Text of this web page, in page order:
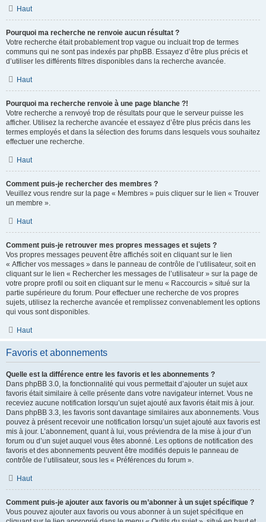
Haut
Pourquoi ma recherche ne renvoie aucun résultat ?
Votre recherche était probablement trop vague ou incluait trop de termes
communs qui ne sont pas indexés par phpBB. Essayez d’être plus précis et
d’utiliser les différents filtres disponibles dans la recherche avancée.
Haut
Pourquoi ma recherche renvoie à une page blanche ?!
Votre recherche a renvoyé trop de résultats pour que le serveur puisse les
afficher. Utilisez la recherche avancée et essayez d’être plus précis dans les
termes employés et dans la sélection des forums dans lesquels vous souhaitez
effectuer une recherche.
Haut
Comment puis-je rechercher des membres ?
Veuillez vous rendre sur la page « Membres » puis cliquer sur le lien « Trouver
un membre ».
Haut
Comment puis-je retrouver mes propres messages et sujets ?
Vos propres messages peuvent être affichés soit en cliquant sur le lien
« Afficher vos messages » dans le panneau de contrôle de l’utilisateur, soit en
cliquant sur le lien « Rechercher les messages de l’utilisateur » sur la page de
votre propre profil ou soit en cliquant sur le menu « Raccourcis » situé sur la
partie supérieure du forum. Pour effectuer une recherche de vos propres
sujets, utilisez la recherche avancée et remplissez convenablement les options
qui vous sont disponibles.
Haut
Favoris et abonnements
Quelle est la différence entre les favoris et les abonnements ?
Dans phpBB 3.0, la fonctionnalité qui vous permettait d’ajouter un sujet aux
favoris était similaire à celle présente dans votre navigateur internet. Vous ne
receviez aucune notification lorsqu’un sujet ajouté aux favoris était mis à jour.
Dans phpBB 3.3, les favoris sont davantage similaires aux abonnements. Vous
pouvez à présent recevoir une notification lorsqu’un sujet ajouté aux favoris est
mis à jour. L’abonnement, quant à lui, vous préviendra de la mise à jour d’un
forum ou d’un sujet auquel vous êtes abonné. Les options de notification des
favoris et des abonnements peuvent être modifiés depuis le panneau de
contrôle de l’utilisateur, sous les « Préférences du forum ».
Haut
Comment puis-je ajouter aux favoris ou m’abonner à un sujet spécifique ?
Vous pouvez ajouter aux favoris ou vous abonner à un sujet spécifique en